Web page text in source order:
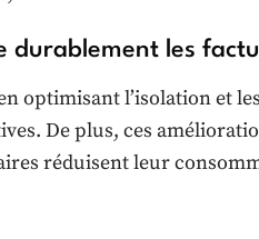
durablement les
optimisant l’isolation et
De plus, ces
réduisent leur